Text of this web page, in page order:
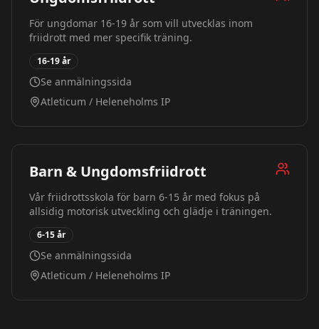
För ungdomar 16-19 år som vill utvecklas inom
friidrott med mer specifik träning.
16-19 år
Se anmälningssida
Atleticum / Heleneholms IP
Barn & Ungdomsfriidrott
Vår friidrottsskola för barn 6-15 år med fokus på
allsidig motorisk utveckling och glädje i träningen.
6-15 år
Se anmälningssida
Atleticum / Heleneholms IP